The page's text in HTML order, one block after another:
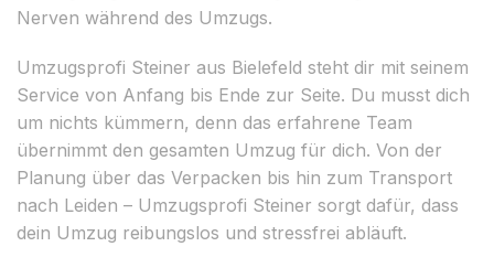
Nerven während des Umzugs.
Umzugsprofi Steiner aus Bielefeld steht dir mit seinem
Service von Anfang bis Ende zur Seite. Du musst dich
um nichts kümmern, denn das erfahrene Team
übernimmt den gesamten Umzug für dich. Von der
Planung über das Verpacken bis hin zum Transport
nach Leiden – Umzugsprofi Steiner sorgt dafür, dass
dein Umzug reibungslos und stressfrei abläuft.